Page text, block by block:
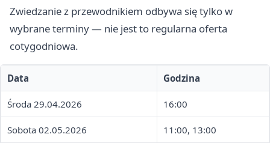
Zwiedzanie z przewodnikiem odbywa się tylko w
wybrane terminy — nie jest to regularna oferta
cotygodniowa.
Data Godzina
Środa 29.04.2026 16:00
Sobota 02.05.2026 11:00, 13:00